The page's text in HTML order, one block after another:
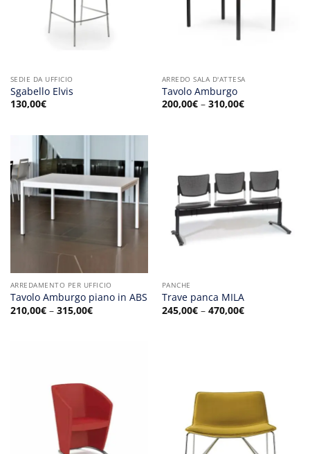
SEDIE DA UFFICIO
Sgabello Elvis
130,00€
ARREDO SALA D'ATTESA
Tavolo Amburgo
200,00€– 310,00€
ARREDAMENTO PER UFFICIO
Tavolo Amburgo piano in ABS
210,00€– 315,00€
PANCHE
Trave panca MILA
245,00€– 470,00€